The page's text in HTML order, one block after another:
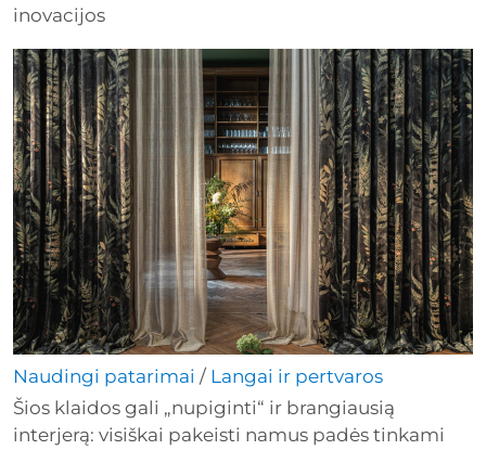
inovacijos
Naudingi patarimai / Langai ir pertvaros
Šios klaidos gali „nupiginti“ ir brangiausią
interjerą: visiškai pakeisti namus padės tinkami